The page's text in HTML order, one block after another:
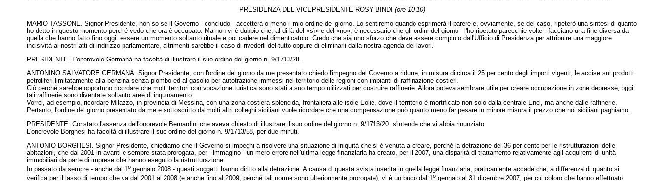
PRESIDENZA DEL VICEPRESIDENTE ROSY BINDI (ore 10,10)
MARIO TASSONE. Signor Presidente, non so se il Governo - concludo - accetterà o meno il mio ordine del giorno. Lo sentiremo quando esprimerà il parere e, ovviamente, se del caso, ripeterò una sintesi di quanto
ho detto in questo momento perché vedo che ora è occupato. Ma non vi è dubbio che, al di là del «sì» e del «no», è necessario che gli ordini del giorno - l'ho ripetuto parecchie volte - facciano una fine diversa da
quella che hanno fatto fino oggi: essere un momento soltanto rituale e poi cadere nel dimenticatoio. Credo che sia uno sforzo che deve essere compiuto dall'Ufficio di Presidenza per attribuire una maggiore
incisività ai nostri atti di indirizzo parlamentare, altrimenti sarebbe il caso di rivederli del tutto oppure di eliminarli dalla nostra agenda dei lavori.
PRESIDENTE. L'onorevole Germanà ha facoltà di illustrare il suo ordine del giorno n. 9/1713/28.
ANTONINO SALVATORE GERMANÀ. Signor Presidente, con l'ordine del giorno da me presentato chiedo l'impegno del Governo a ridurre, in misura di circa il 25 per cento degli importi vigenti, le accise sui prodotti
petroliferi limitatamente alla benzina senza piombo ed al gasolio per autotrazione immessi nel territorio delle regioni con impianti di raffinazione costieri.
Ciò perché sarebbe opportuno ricordare che molti territori con vocazione turistica sono stati a suo tempo utilizzati per costruire raffinerie. Allora poteva sembrare utile per creare occupazione in zone depresse, oggi
tali raffinerie sono diventate soltanto aree di inquinamento.
Vorrei, ad esempio, ricordare Milazzo, in provincia di Messina, con una zona costiera splendida, frontaliera alle isole Eolie, dove il territorio è mortificato non solo dalla centrale Enel, ma anche dalle raffinerie.
Pertanto, l'ordine del giorno presentato da me e sottoscritto da molti altri colleghi siciliani vuole ricordare che una compensazione può quanto meno far pesare in minore misura il prezzo che noi siciliani paghiamo.
PRESIDENTE. Constato l'assenza dell'onorevole Bernardini che aveva chiesto di illustrare il suo ordine del giorno n. 9/1713/20: s'intende che vi abbia rinunziato.
L'onorevole Borghesi ha facoltà di illustrare il suo ordine del giorno n. 9/1713/58, per due minuti.
ANTONIO BORGHESI. Signor Presidente, chiediamo che il Governo si impegni a risolvere una situazione di iniquità che si è venuta a creare, perché la detrazione del 36 per cento per le ristrutturazioni delle
abitazioni, che dal 2001 in avanti è sempre stata prorogata, per - immagino - un mero errore nell'ultima legge finanziaria ha creato, per il 2007, una disparità di trattamento relativamente agli acquirenti di unità
immobiliari da parte di imprese che hanno eseguito la ristrutturazione.
In passato da sempre - anche dal 1ogennaio 2008 - questi soggetti hanno diritto alla detrazione. A causa di questa svista inserita in quella legge finanziaria, praticamente accade che, a differenza di quanto si
verifica per il lasso di tempo che va dal 2001 al 2008 (e anche fino al 2009, perché tali norme sono ulteriormente prorogate), vi è un buco dal 1ogennaio al 31 dicembre 2007, per cui coloro che hanno effettuato